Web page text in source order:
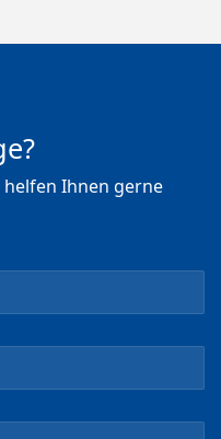
helfen Ihnen gerne